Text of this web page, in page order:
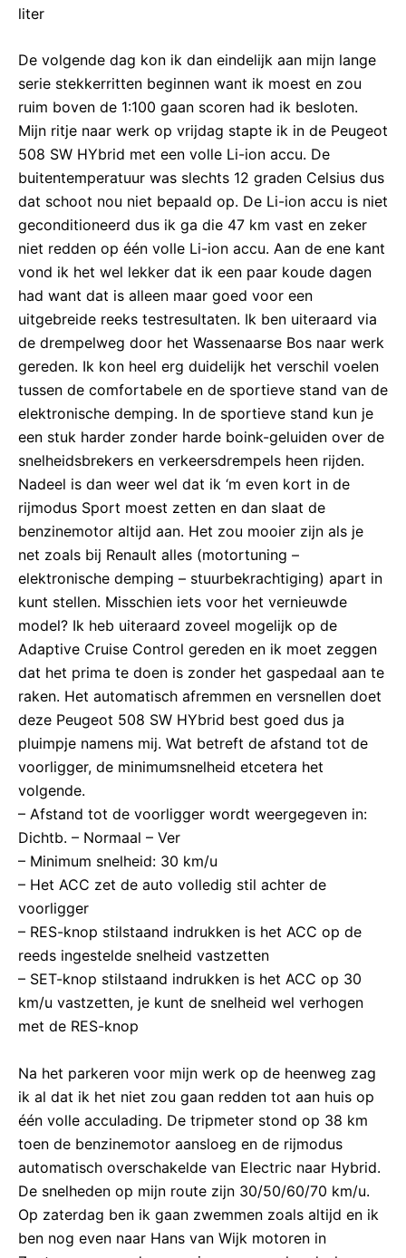
liter
De volgende dag kon ik dan eindelijk aan mijn lange
serie stekkerritten beginnen want ik moest en zou
ruim boven de 1:100 gaan scoren had ik besloten.
Mijn ritje naar werk op vrijdag stapte ik in de Peugeot
508 SW HYbrid met een volle Li-ion accu. De
buitentemperatuur was slechts 12 graden Celsius dus
dat schoot nou niet bepaald op. De Li-ion accu is niet
geconditioneerd dus ik ga die 47 km vast en zeker
niet redden op één volle Li-ion accu. Aan de ene kant
vond ik het wel lekker dat ik een paar koude dagen
had want dat is alleen maar goed voor een
uitgebreide reeks testresultaten. Ik ben uiteraard via
de drempelweg door het Wassenaarse Bos naar werk
gereden. Ik kon heel erg duidelijk het verschil voelen
tussen de comfortabele en de sportieve stand van de
elektronische demping. In de sportieve stand kun je
een stuk harder zonder harde boink-geluiden over de
snelheidsbrekers en verkeersdrempels heen rijden.
Nadeel is dan weer wel dat ik ‘m even kort in de
rijmodus Sport moest zetten en dan slaat de
benzinemotor altijd aan. Het zou mooier zijn als je
net zoals bij Renault alles (motortuning –
elektronische demping – stuurbekrachtiging) apart in
kunt stellen. Misschien iets voor het vernieuwde
model? Ik heb uiteraard zoveel mogelijk op de
Adaptive Cruise Control gereden en ik moet zeggen
dat het prima te doen is zonder het gaspedaal aan te
raken. Het automatisch afremmen en versnellen doet
deze Peugeot 508 SW HYbrid best goed dus ja
pluimpje namens mij. Wat betreft de afstand tot de
voorligger, de minimumsnelheid etcetera het
volgende.
– Afstand tot de voorligger wordt weergegeven in:
Dichtb. – Normaal – Ver
– Minimum snelheid: 30 km/u
– Het ACC zet de auto volledig stil achter de
voorligger
– RES-knop stilstaand indrukken is het ACC op de
reeds ingestelde snelheid vastzetten
– SET-knop stilstaand indrukken is het ACC op 30
km/u vastzetten, je kunt de snelheid wel verhogen
met de RES-knop
Na het parkeren voor mijn werk op de heenweg zag
ik al dat ik het niet zou gaan redden tot aan huis op
één volle acculading. De tripmeter stond op 38 km
toen de benzinemotor aansloeg en de rijmodus
automatisch overschakelde van Electric naar Hybrid.
De snelheden op mijn route zijn 30/50/60/70 km/u.
Op zaterdag ben ik gaan zwemmen zoals altijd en ik
ben nog even naar Hans van Wijk motoren in